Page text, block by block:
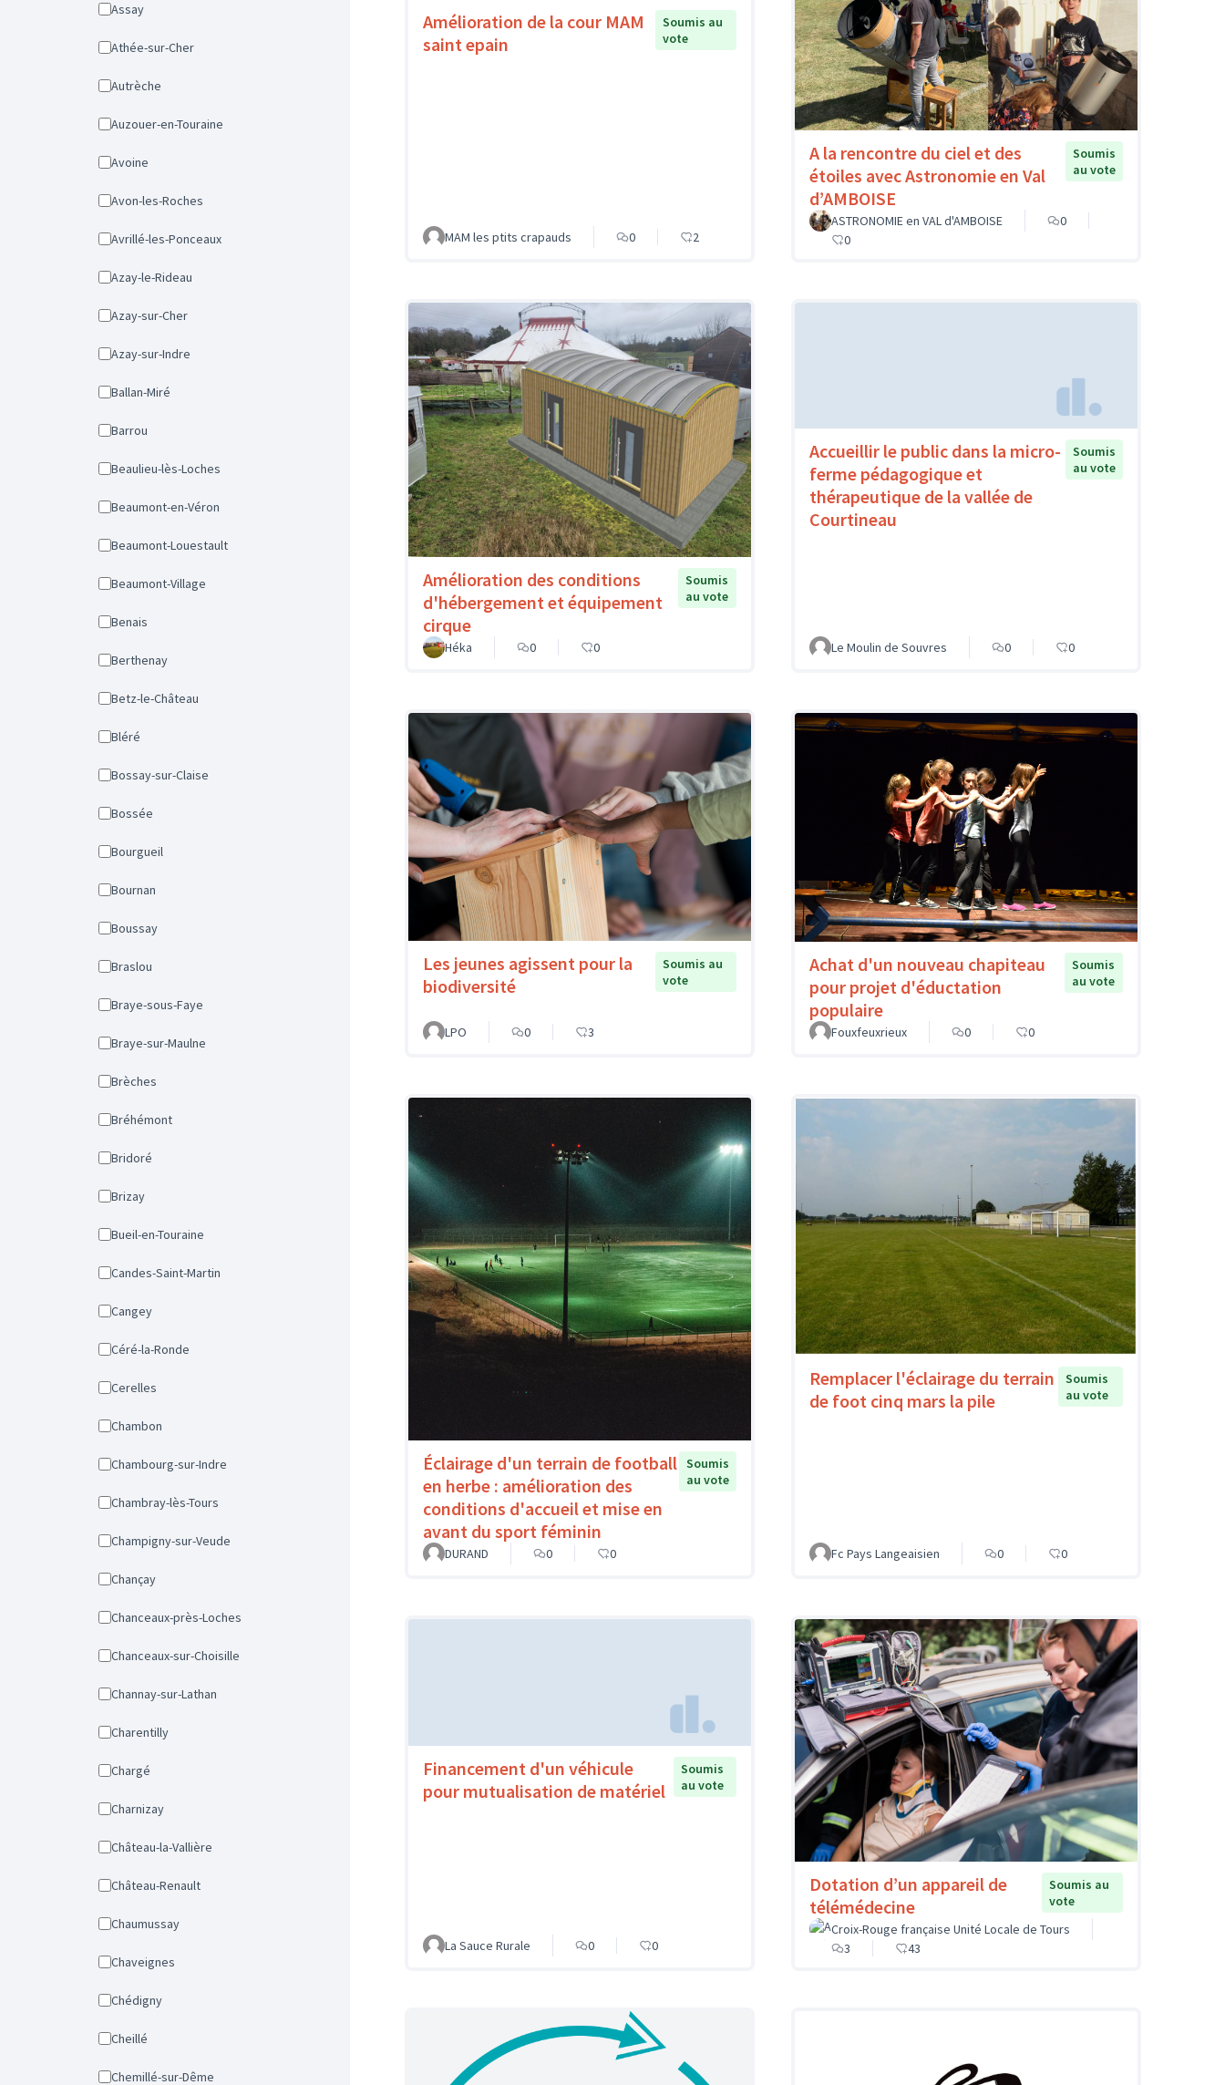
Assay
Athée-sur-Cher
Autrèche
Auzouer-en-Touraine
Avoine
Avon-les-Roches
Avrillé-les-Ponceaux
Azay-le-Rideau
Azay-sur-Cher
Azay-sur-Indre
Ballan-Miré
Barrou
Beaulieu-lès-Loches
Beaumont-en-Véron
Beaumont-Louestault
Beaumont-Village
Benais
Berthenay
Betz-le-Château
Bléré
Bossay-sur-Claise
Bossée
Bourgueil
Bournan
Boussay
Braslou
Braye-sous-Faye
Braye-sur-Maulne
Brèches
Bréhémont
Bridoré
Brizay
Bueil-en-Touraine
Candes-Saint-Martin
Cangey
Céré-la-Ronde
Cerelles
Chambon
Chambourg-sur-Indre
Chambray-lès-Tours
Champigny-sur-Veude
Chançay
Chanceaux-près-Loches
Chanceaux-sur-Choisille
Channay-sur-Lathan
Charentilly
Chargé
Charnizay
Château-la-Vallière
Château-Renault
Chaumussay
Chaveignes
Chédigny
Cheillé
Chemillé-sur-Dême
Amélioration de la cour MAM
saint epain
Soumis au
vote
MAM les ptits crapauds 0 2
A la rencontre du ciel et des
étoiles avec Astronomie en Val
d’AMBOISE
Soumis
au vote
ASTRONOMIE en VAL d'AMBOISE
0
0
Amélioration des conditions
d'hébergement et équipement
cirque
Soumis
au vote
Héka 0 0
Accueillir le public dans la micro-
ferme pédagogique et
thérapeutique de la vallée de
Courtineau
Soumis
au vote
Le Moulin de Souvres 0 0
Les jeunes agissent pour la
biodiversité
Soumis au
vote
LPO 0 3
Achat d'un nouveau chapiteau
pour projet d'éductation
populaire
Soumis
au vote
Fouxfeuxrieux 0 0
Éclairage d'un terrain de football
en herbe : amélioration des
conditions d'accueil et mise en
avant du sport féminin
Soumis
au vote
DURAND 0 0
Remplacer l'éclairage du terrain
de foot cinq mars la pile
Soumis
au vote
Fc Pays Langeaisien 0 0
Financement d'un véhicule
pour mutualisation de matériel
Soumis
au vote
La Sauce Rurale 0 0
Dotation d’un appareil de
télémédecine
Soumis au
vote
Croix-Rouge française Unité Locale de Tours
3
43